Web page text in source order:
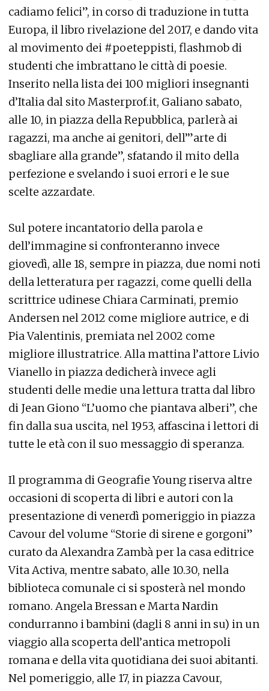
cadiamo felici”, in corso di traduzione in tutta
Europa, il libro rivelazione del 2017, e dando vita
al movimento dei #poeteppisti, flashmob di
studenti che imbrattano le città di poesie.
Inserito nella lista dei 100 migliori insegnanti
d’Italia dal sito Masterprof.it, Galiano sabato,
alle 10, in piazza della Repubblica, parlerà ai
ragazzi, ma anche ai genitori, dell’”arte di
sbagliare alla grande”, sfatando il mito della
perfezione e svelando i suoi errori e le sue
scelte azzardate.
Sul potere incantatorio della parola e
dell’immagine si confronteranno invece
giovedì, alle 18, sempre in piazza, due nomi noti
della letteratura per ragazzi, come quelli della
scrittrice udinese Chiara Carminati, premio
Andersen nel 2012 come migliore autrice, e di
Pia Valentinis, premiata nel 2002 come
migliore illustratrice. Alla mattina l’attore Livio
Vianello in piazza dedicherà invece agli
studenti delle medie una lettura tratta dal libro
di Jean Giono “L’uomo che piantava alberi”, che
fin dalla sua uscita, nel 1953, affascina i lettori di
tutte le età con il suo messaggio di speranza.
Il programma di Geografie Young riserva altre
occasioni di scoperta di libri e autori con la
presentazione di venerdì pomeriggio in piazza
Cavour del volume “Storie di sirene e gorgoni”
curato da Alexandra Zambà per la casa editrice
Vita Activa, mentre sabato, alle 10.30, nella
biblioteca comunale ci si sposterà nel mondo
romano. Angela Bressan e Marta Nardin
condurranno i bambini (dagli 8 anni in su) in un
viaggio alla scoperta dell’antica metropoli
romana e della vita quotidiana dei suoi abitanti.
Nel pomeriggio, alle 17, in piazza Cavour,